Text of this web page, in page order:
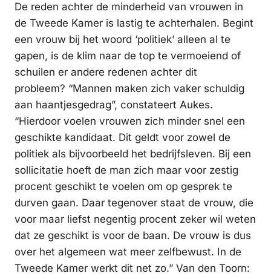
De reden achter de minderheid van vrouwen in
de Tweede Kamer is lastig te achterhalen. Begint
een vrouw bij het woord ‘politiek’ alleen al te
gapen, is de klim naar de top te vermoeiend of
schuilen er andere redenen achter dit
probleem? “Mannen maken zich vaker schuldig
aan haantjesgedrag”, constateert Aukes.
“Hierdoor voelen vrouwen zich minder snel een
geschikte kandidaat. Dit geldt voor zowel de
politiek als bijvoorbeeld het bedrijfsleven. Bij een
sollicitatie hoeft de man zich maar voor zestig
procent geschikt te voelen om op gesprek te
durven gaan. Daar tegenover staat de vrouw, die
voor maar liefst negentig procent zeker wil weten
dat ze geschikt is voor de baan. De vrouw is dus
over het algemeen wat meer zelfbewust. In de
Tweede Kamer werkt dit net zo.” Van den Toorn: